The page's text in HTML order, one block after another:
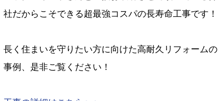
社だからこそできる超最強コスパの長寿命工事です！
長く住まいを守りたい方に向けた高耐久リフォームの
事例、是非ご覧ください！